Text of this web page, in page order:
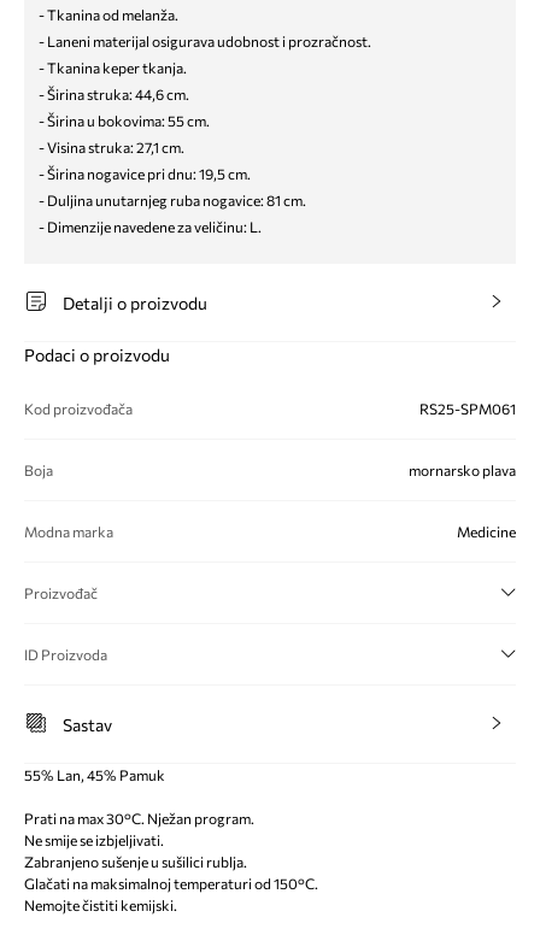
- Tkanina od melanža.
- Laneni materijal osigurava udobnost i prozračnost.
- Tkanina keper tkanja.
- Širina struka: 44,6 cm.
- Širina u bokovima: 55 cm.
- Visina struka: 27,1 cm.
- Širina nogavice pri dnu: 19,5 cm.
- Duljina unutarnjeg ruba nogavice: 81 cm.
- Dimenzije navedene za veličinu: L.
Detalji o proizvodu
Podaci o proizvodu
Kod proizvođača RS25-SPM061
Boja mornarsko plava
Modna marka Medicine
Proizvođač
ID Proizvoda
Sastav
55% Lan, 45% Pamuk
Prati na max 30°C. Nježan program.
Ne smije se izbjeljivati.
Zabranjeno sušenje u sušilici rublja.
Glačati na maksimalnoj temperaturi od 150°C.
Nemojte čistiti kemijski.